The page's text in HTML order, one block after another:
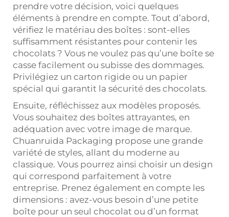
prendre votre décision, voici quelques
éléments à prendre en compte. Tout d’abord,
vérifiez le matériau des boîtes : sont-elles
suffisamment résistantes pour contenir les
chocolats ? Vous ne voulez pas qu’une boîte se
casse facilement ou subisse des dommages.
Privilégiez un carton rigide ou un papier
spécial qui garantit la sécurité des chocolats.
Ensuite, réfléchissez aux modèles proposés.
Vous souhaitez des boîtes attrayantes, en
adéquation avec votre image de marque.
Chuanruida Packaging propose une grande
variété de styles, allant du moderne au
classique. Vous pourrez ainsi choisir un design
qui correspond parfaitement à votre
entreprise. Prenez également en compte les
dimensions : avez-vous besoin d’une petite
boîte pour un seul chocolat ou d’un format